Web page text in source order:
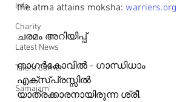
Info
Charity
Latest News
Talent Corner
Samajam
the atma attains moksha: warriers.org
ചരമം അറിയിപ്പ്
നാഗർകോവിൽ - ഗാന്ധിധാം
എക്സ്പ്രസ്സിൽ
യാത്രക്കാരനായിരുന്ന ശ്രീ.